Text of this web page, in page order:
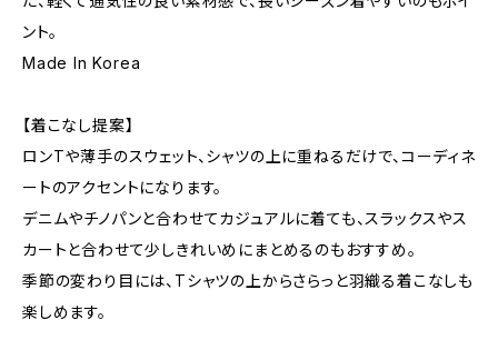
ント。
Made In Korea
【着こなし提案】
ロンTや薄手のスウェット、シャツの上に重ねるだけで、コーディネ
ートのアクセントになります。
デニムやチノパンと合わせてカジュアルに着ても、スラックスやス
カートと合わせて少しきれいめにまとめるのもおすすめ。
季節の変わり目には、Tシャツの上からさらっと羽織る着こなしも
楽しめます。